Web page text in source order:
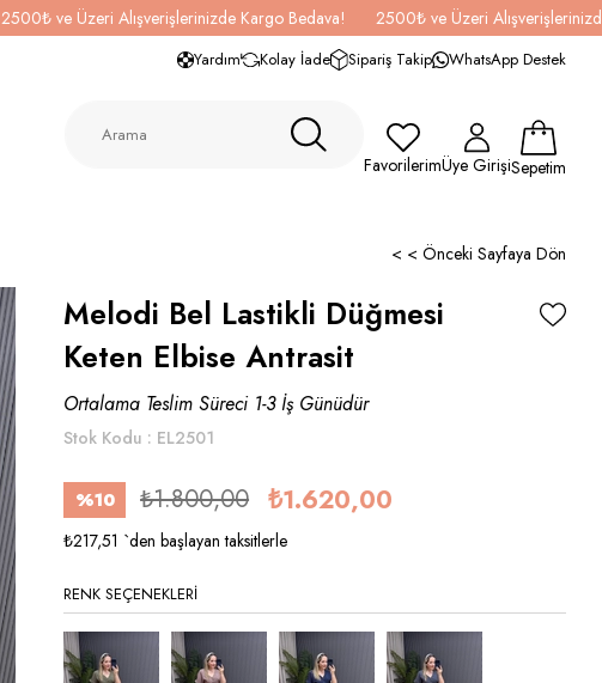
2500₺ ve Üzeri Alışverişlerinizde Kargo Bedava! 2500₺ ve Üzeri
Yardım Kolay İade Sipariş Takip WhatsApp Destek
FavorilerimÜye GirişiSepetim
< < Önceki Sayfaya Dön
Melodi Bel Lastikli Düğmesi
Keten Elbise Antrasit
Ortalama Teslim Süreci 1-3 İş Günüdür
Stok Kodu EL2501
%10
İndirim
₺1.800,00 ₺1.620,00
₺217,51 `den başlayan taksitlerle
RENK SEÇENEKLERI